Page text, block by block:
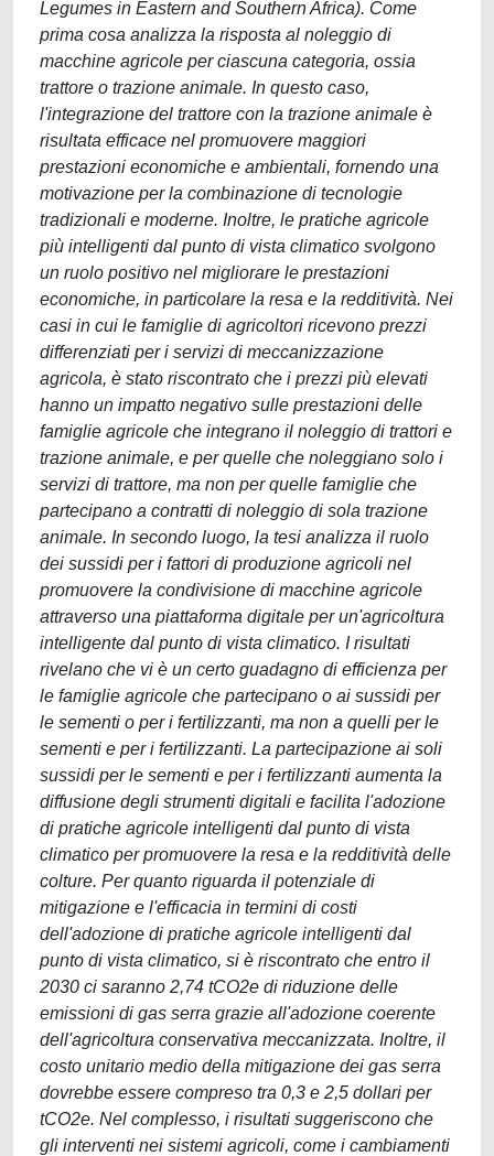
Legumes in Eastern and Southern Africa). Come
prima cosa analizza la risposta al noleggio di
macchine agricole per ciascuna categoria, ossia
trattore o trazione animale. In questo caso,
l'integrazione del trattore con la trazione animale è
risultata efficace nel promuovere maggiori
prestazioni economiche e ambientali, fornendo una
motivazione per la combinazione di tecnologie
tradizionali e moderne. Inoltre, le pratiche agricole
più intelligenti dal punto di vista climatico svolgono
un ruolo positivo nel migliorare le prestazioni
economiche, in particolare la resa e la redditività. Nei
casi in cui le famiglie di agricoltori ricevono prezzi
differenziati per i servizi di meccanizzazione
agricola, è stato riscontrato che i prezzi più elevati
hanno un impatto negativo sulle prestazioni delle
famiglie agricole che integrano il noleggio di trattori e
trazione animale, e per quelle che noleggiano solo i
servizi di trattore, ma non per quelle famiglie che
partecipano a contratti di noleggio di sola trazione
animale. In secondo luogo, la tesi analizza il ruolo
dei sussidi per i fattori di produzione agricoli nel
promuovere la condivisione di macchine agricole
attraverso una piattaforma digitale per un'agricoltura
intelligente dal punto di vista climatico. I risultati
rivelano che vi è un certo guadagno di efficienza per
le famiglie agricole che partecipano o ai sussidi per
le sementi o per i fertilizzanti, ma non a quelli per le
sementi e per i fertilizzanti. La partecipazione ai soli
sussidi per le sementi e per i fertilizzanti aumenta la
diffusione degli strumenti digitali e facilita l'adozione
di pratiche agricole intelligenti dal punto di vista
climatico per promuovere la resa e la redditività delle
colture. Per quanto riguarda il potenziale di
mitigazione e l'efficacia in termini di costi
dell'adozione di pratiche agricole intelligenti dal
punto di vista climatico, si è riscontrato che entro il
2030 ci saranno 2,74 tCO2e di riduzione delle
emissioni di gas serra grazie all'adozione coerente
dell'agricoltura conservativa meccanizzata. Inoltre, il
costo unitario medio della mitigazione dei gas serra
dovrebbe essere compreso tra 0,3 e 2,5 dollari per
tCO2e. Nel complesso, i risultati suggeriscono che
gli interventi nei sistemi agricoli, come i cambiamenti